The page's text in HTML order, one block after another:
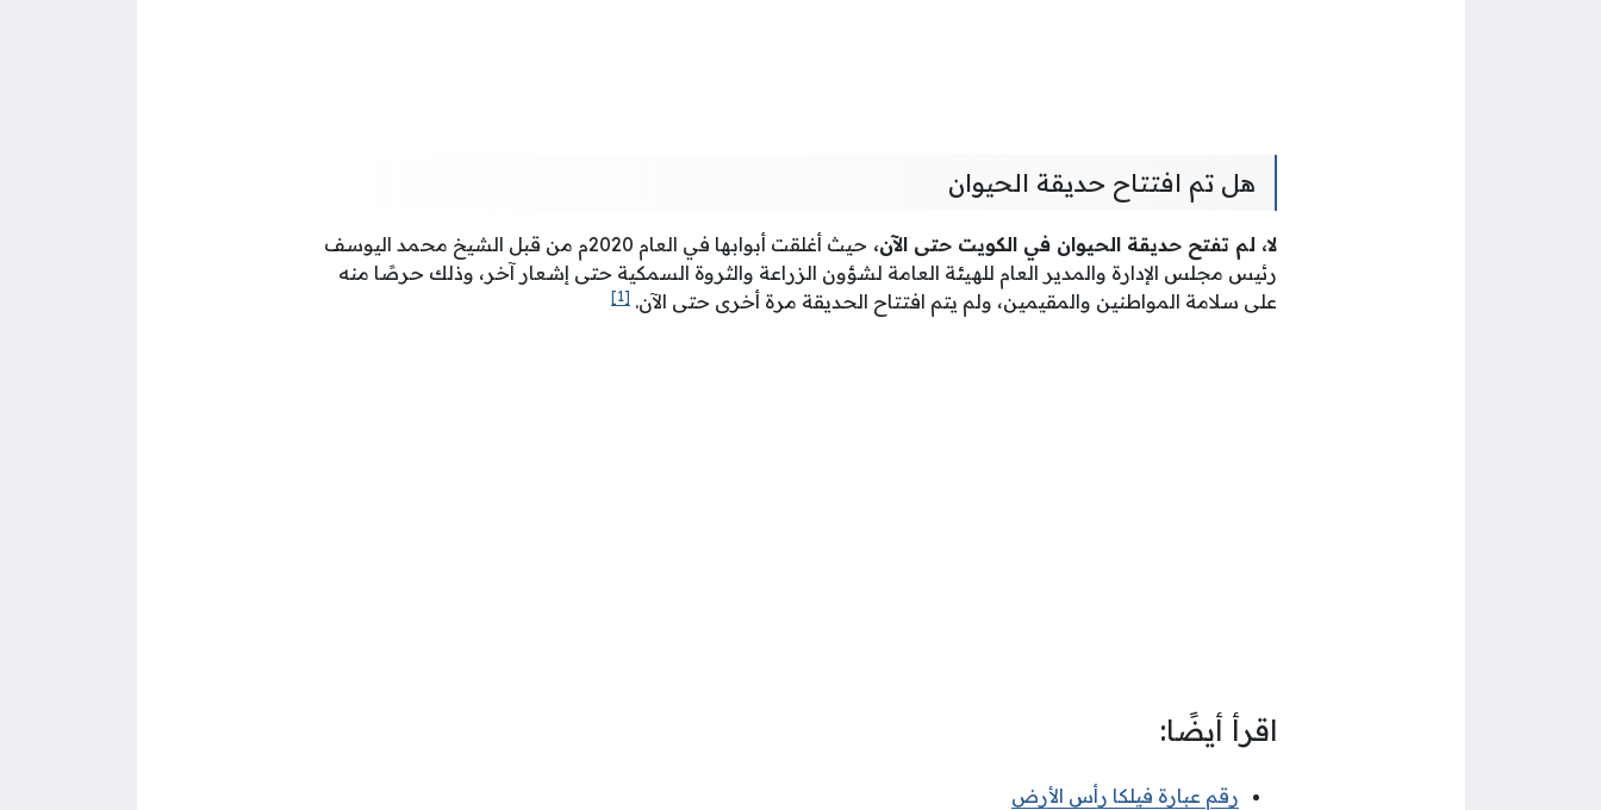
هل تم افتتاح حديقة الحيوان
لا، لم تفتح حديقة الحيوان في الكويت حتى الآن،
حيث أغلقت أبوابها في العام 2020م من قبل الشيخ محمد اليوسف
رئيس مجلس الإدارة والمدير العام للهيئة العامة لشؤون الزراعة والثروة السمكية حتى إشعار آخر، وذلك حرصًا منه
على سلامة المواطنين والمقيمين، ولم يتم افتتاح الحديقة مرة أخرى حتى الآن. [1]
اقرأ أيضًا:
رقم عبارة فيلكا رأس الأرض